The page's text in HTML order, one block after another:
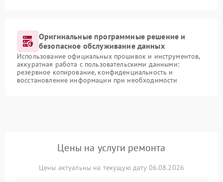
Оригинальные программные решение и
безопасное обслуживание данных
Использование официальных прошивок и инструментов,
аккуратная работа с пользовательскими данными:
резервное копирование, конфиденциальность и
восстановление информации при необходимости
Цены на услуги ремонта
Цены актуальны на текущую дату 06.08.2026